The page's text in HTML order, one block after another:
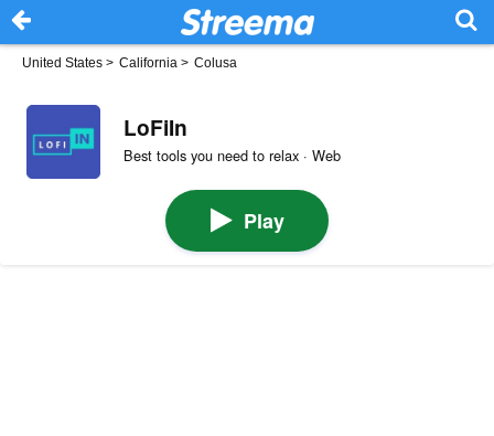
United States > California > Colusa
LoFiIn
Best tools you need to relax · Web
Play